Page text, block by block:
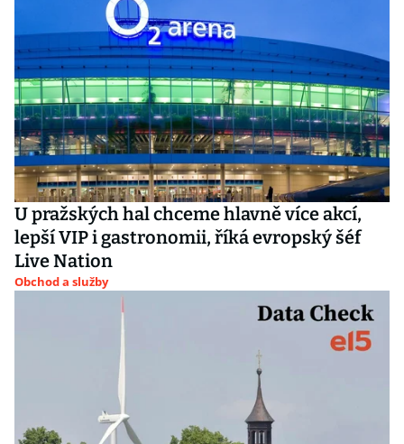
U pražských hal chceme hlavně více akcí,
lepší VIP i gastronomii, říká evropský šéf
Live Nation
Obchod a služby